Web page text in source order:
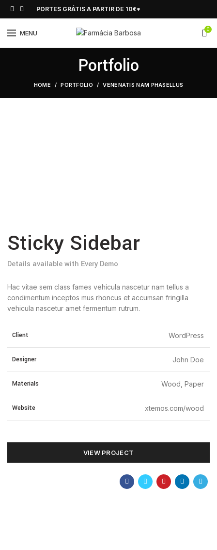
PORTES GRÁTIS A PARTIR DE 10€*
MENU 0
Portfolio
HOME PORTFOLIO VENENATIS NAM PHASELLUS
Sticky Sidebar
Details available with Every Demo
Hac vitae sem class fames vehicula nascetur nam tellus a
condimentum inceptos mus rhoncus et accumsan fringilla
vehicula nascetur amet fermentum rutrum.
Client WordPress
Designer John Doe
Materials Wood, Paper
Website xtemos.com/wood
VIEW PROJECT